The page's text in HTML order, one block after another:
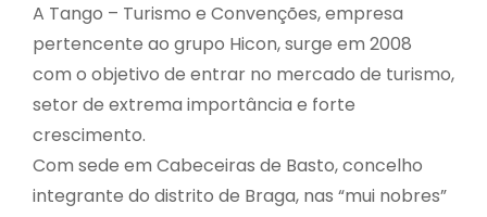
A Tango – Turismo e Convenções, empresa
pertencente ao grupo Hicon, surge em 2008
com o objetivo de entrar no mercado de turismo,
setor de extrema importância e forte
crescimento.
Com sede em Cabeceiras de Basto, concelho
integrante do distrito de Braga, nas “mui nobres”